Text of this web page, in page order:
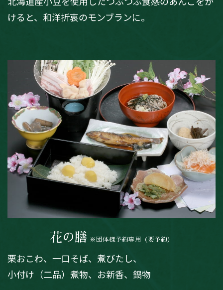
けると、和洋折衷のモンブランに。
花の膳 ※団体様予約専用（要予約）
栗おこわ、一口そば、煮びたし、
小付け（二品）煮物、お新香、鍋物